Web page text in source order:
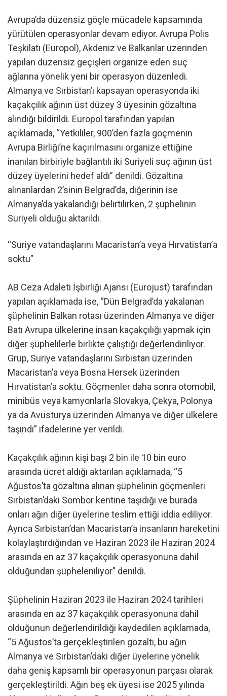
Avrupa’da düzensiz göçle mücadele kapsamında
yürütülen operasyonlar devam ediyor. Avrupa Polis
Teşkilatı (Europol), Akdeniz ve Balkanlar üzerinden
yapılan düzensiz geçişleri organize eden suç
ağlarına yönelik yeni bir operasyon düzenledi.
Almanya ve Sırbistan’ı kapsayan operasyonda iki
kaçakçılık ağının üst düzey 3 üyesinin gözaltına
alındığı bildirildi. Europol tarafından yapılan
açıklamada, “Yetkililer, 900’den fazla göçmenin
Avrupa Birliği’ne kaçırılmasını organize ettiğine
inanılan birbiriyle bağlantılı iki Suriyeli suç ağının üst
düzey üyelerini hedef aldı” denildi. Gözaltına
alınanlardan 2’sinin Belgrad’da, diğerinin ise
Almanya’da yakalandığı belirtilirken, 2 şüphelinin
Suriyeli olduğu aktarıldı.
“Suriye vatandaşlarını Macaristan’a veya Hırvatistan’a
soktu”
AB Ceza Adaleti İşbirliği Ajansı (Eurojust) tarafından
yapılan açıklamada ise, “Dün Belgrad’da yakalanan
şüphelinin Balkan rotası üzerinden Almanya ve diğer
Batı Avrupa ülkelerine insan kaçakçılığı yapmak için
diğer şüphelilerle birlikte çalıştığı değerlendiriliyor.
Grup, Suriye vatandaşlarını Sırbistan üzerinden
Macaristan’a veya Bosna Hersek üzerinden
Hırvatistan’a soktu. Göçmenler daha sonra otomobil,
minibüs veya kamyonlarla Slovakya, Çekya, Polonya
ya da Avusturya üzerinden Almanya ve diğer ülkelere
taşındı” ifadelerine yer verildi.
Kaçakçılık ağının kişi başı 2 bin ile 10 bin euro
arasında ücret aldığı aktarılan açıklamada, “5
Ağustos’ta gözaltına alınan şüphelinin göçmenleri
Sırbistan’daki Sombor kentine taşıdığı ve burada
onları ağın diğer üyelerine teslim ettiği iddia ediliyor.
Ayrıca Sırbistan’dan Macaristan’a insanların hareketini
kolaylaştırdığından ve Haziran 2023 ile Haziran 2024
arasında en az 37 kaçakçılık operasyonuna dahil
olduğundan şüpheleniliyor” denildi.
Şüphelinin Haziran 2023 ile Haziran 2024 tarihleri
arasında en az 37 kaçakçılık operasyonuna dahil
olduğunun değerlendirildiği kaydedilen açıklamada,
“5 Ağustos’ta gerçekleştirilen gözaltı, bu ağın
Almanya ve Sırbistan’daki diğer üyelerine yönelik
daha geniş kapsamlı bir operasyonun parçası olarak
gerçekleştirildi. Ağın beş ek üyesi ise 2025 yılında